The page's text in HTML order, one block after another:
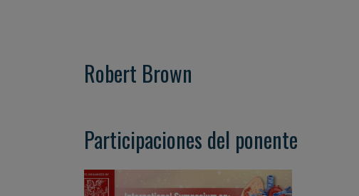
Robert Brown
Participaciones del ponente